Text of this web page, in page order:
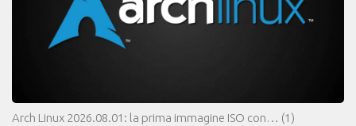
Arch Linux 2026.08.01: la prima immagine ISO con… (1)